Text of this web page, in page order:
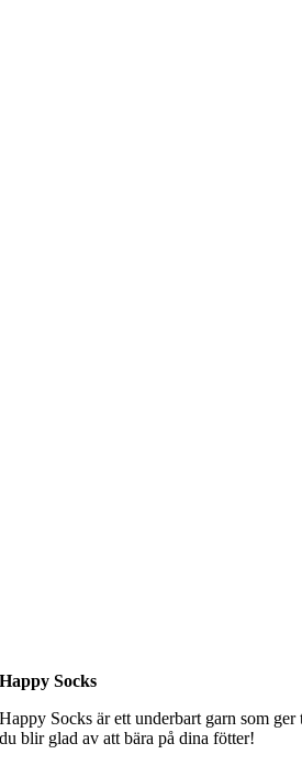
Happy Socks
Happy Socks är ett underbart garn som
du blir glad av att bära på dina fötter!